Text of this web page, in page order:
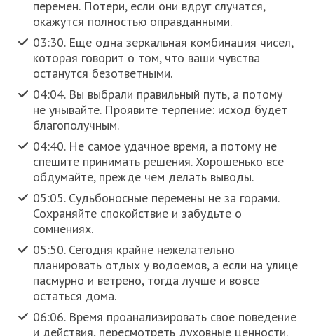
перемен. Потери, если они вдруг случатся,
окажутся полностью оправданными.
03:30. Еще одна зеркальная комбинация чисел,
которая говорит о том, что ваши чувства
останутся безответными.
04:04. Вы выбрали правильный путь, а потому
не унывайте. Проявите терпение: исход будет
благополучным.
04:40. Не самое удачное время, а потому не
спешите принимать решения. Хорошенько все
обдумайте, прежде чем делать выводы.
05:05. Судьбоносные перемены не за горами.
Сохраняйте спокойствие и забудьте о
сомнениях.
05:50. Сегодня крайне нежелательно
планировать отдых у водоемов, а если на улице
пасмурно и ветрено, тогда лучше и вовсе
остаться дома.
06:06. Время проанализировать свое поведение
и действия, пересмотреть духовные ценности.